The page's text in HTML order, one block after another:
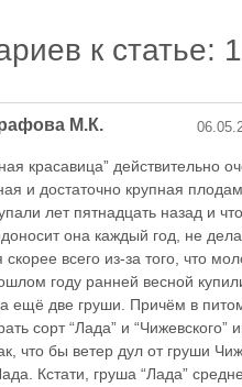
к статье: 1
М.К.
красавица” действительно
и достаточно крупная
лет пятнадцать назад и что
она каждый год, не
скорее всего из-за того, что
году ранней весной
ещё две груши. Причём в
сорт “Лада” и “Чижевского”
что бы ветер дул от груши
Кстати, груша “Лада”